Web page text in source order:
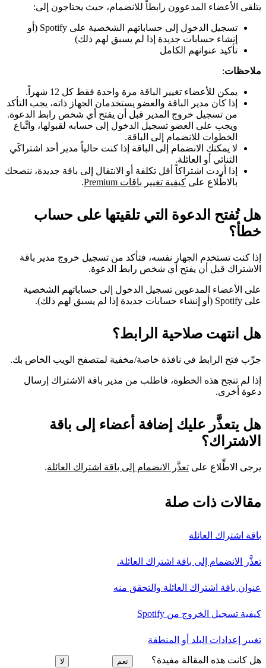
يتلقى الأعضاء المدعوون رابطاً للانضمام، حيث يحتاجون إلى:
تسجيل الدخول إلى حساباتهم الشخصية على Spotify (أو
إنشاء حسابات جديدة إذا لم يسبق لهم ذلك)
تأكيد عنوانهم الكامل
ملاحظات:
يمكن للأعضاء تغيير الباقة مرة واحدة فقط كل 12 شهراً.
إذا كان مدير الباقة والعضو يستخدمان الجهاز ذاته، يجب التأكد
من تسجيل خروج المدير قبل أن يفتح أي شخص رابط الدعوة.
ويجب على العضو تسجيل الدخول إلى حسابه لقبولها، واتِّباع
الخطوات للانضمام إلى الباقة.
لا يمكنك الانضمام إلى الباقة إذا كنت حالياً مدير أحد اشتراكَي
الثنائي أو العائلة.
إذا أردت اشتراكاً أقل تكلفة أو الانتقال إلى باقة جديدة، ننصحك
بالاطِّلاع على كيفية تغيير باقات Premium .
هل تُفتح الدعوة التي تلقيتها على حساب
خطأ؟
إذا كنت تستخدم الجهاز نفسه، فتأكد من تسجيل خروج مدير باقة
الاشتراك قبل أن يفتح أي شخص رابط الدعوة.
على الأعضاء المدعوين تسجيل الدخول إلى حساباتهم الشخصية
على Spotify (أو إنشاء حسابات جديدة إذا لم يسبق لهم ذلك).
هل انتهت صلاحية الرابط؟
جرِّب فتح الرابط في نافذة خاصة/مخفية لمتصفح الويب الخاص بك.
إذا لم تنجح هذه الخطوة، فاطلب من مدير باقة الاشتراك إرسال
دعوة أخرى.
هل يتعذَّر عليك إضافة أعضاء إلى باقة
الاشتراك؟
يرجى الاطِّلاع على تعذَّر الانضمام إلى باقة اشتراك العائلة.
مقالات ذات صلة
باقة اشتراك العائلة
تعذَّر الانضمام إلى باقة اشتراك العائلة.
عنوان باقة اشتراك العائلة والتحقق منه
كيفية تسجيل الخروج من Spotify
تغيير إعدادات البلد أو المنطقة
هل كانت هذه المقالة مفيدة؟ نعم لا